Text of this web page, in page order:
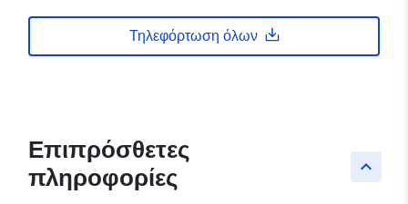
Τηλεφόρτωση όλων
keyboard_arrow_up
Επιπρόσθετες
πληροφορίες